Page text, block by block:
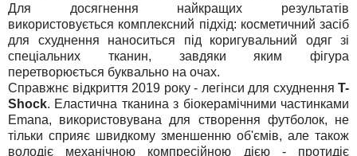
Для досягнення найкращих результатів
використовується комплексний підхід: косметичний засіб
для схуднення наноситься під коригувальний одяг зі
спеціальних тканин, завдяки яким фігура
перетворюється буквально на очах.
Справжнє відкриття 2019 року - легінси для схуднення T-
Shock. Еластична тканина з біокерамічними частинками
Emana, використовувана для створення футболок, не
тільки сприяє швидкому зменшенню об'ємів, але також
володіє механічною компресійною дією - протидіє